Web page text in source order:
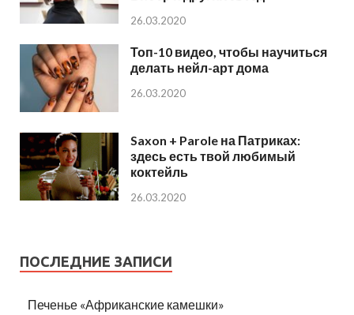
26.03.2020
Топ-10 видео, чтобы научиться
делать нейл-арт дома
26.03.2020
Saxon + Parole на Патриках:
здесь есть твой любимый
коктейль
26.03.2020
ПОСЛЕДНИЕ ЗАПИСИ
Печенье «Африканские камешки»